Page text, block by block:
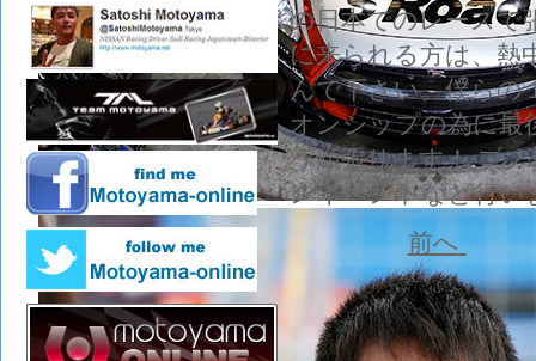
の日本でのレースで
に来られる方は、熱
んで下さい。僕らの
オンシップの為に最
う頑張ります！ ブ
ンイベントなど行い
前へ